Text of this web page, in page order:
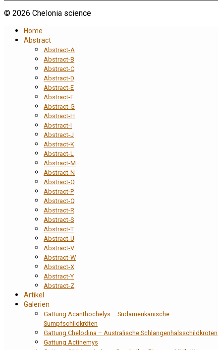
© 2026 Chelonia science
Home
Abstract
Abstract-A
Abstract-B
Abstract-C
Abstract-D
Abstract-E
Abstract-F
Abstract-G
Abstract-H
Abstract-I
Abstract-J
Abstract-K
Abstract-L
Abstract-M
Abstract-N
Abstract-O
Abstract-P
Abstract-Q
Abstract-R
Abstract-S
Abstract-T
Abstract-U
Abstract-V
Abstract-W
Abstract-X
Abstract-Y
Abstract-Z
Artikel
Galerien
Gattung Acanthochelys – Südamerikanische
Sumpfschildkröten
Gattung Chelodina – Australische Schlangenhalsschildkröten
Gattung Actinemys